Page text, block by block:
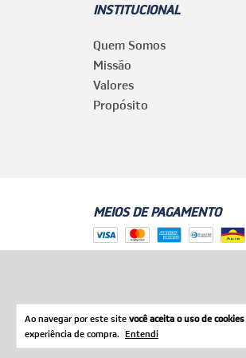
Ao navegar por este site você aceita o uso de cookies
experiência de compra. Entendi
INSTITUCIONAL
Quem Somos
Missão
Valores
Propósito
MEIOS DE PAGAMENTO